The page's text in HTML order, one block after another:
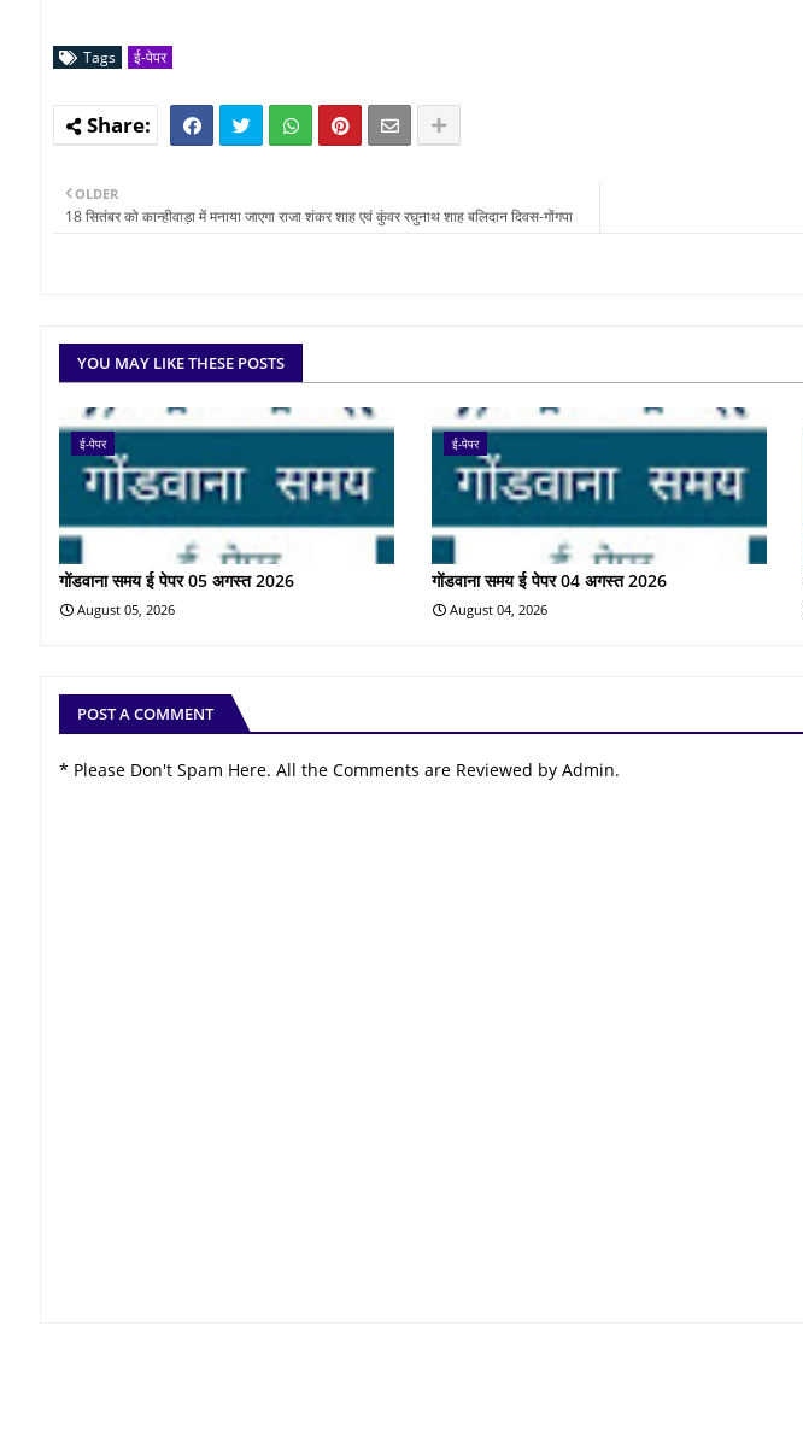
Tags ई-पेपर
OLDER
18 सितंबर को कान्हीवाड़ा में मनाया जाएगा राजा शंकर शाह एवं कुंवर रघुनाथ शाह बलिदान दिवस-गोंगपा
YOU MAY LIKE THESE POSTS
ई-पेपर
गोंडवाना समय ई पेपर 05 अगस्त 2026
August 05, 2026
ई-पेपर
गोंडवाना समय ई पेपर 04 अगस्त 2026
August 04, 2026
POST A COMMENT
* Please Don't Spam Here. All the Comments are Reviewed by Admin.